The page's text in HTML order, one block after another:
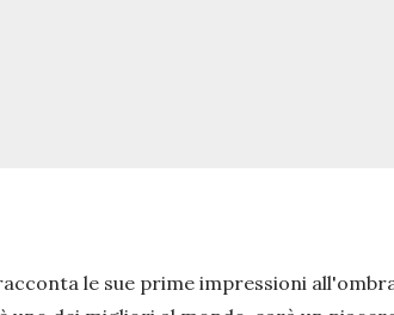
le sue prime impressioni